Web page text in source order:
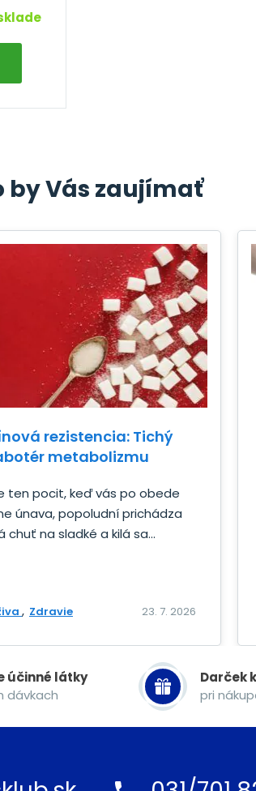
by Vás zaujímať
rezistencia: Tichý
metabolizmu
ten pocit, keď vás po obede
únava, popoludní prichádza
chuť na sladké a kilá sa...
Zdravie 23. 7. 2026
účinné látky
dávkach
Darček
pri